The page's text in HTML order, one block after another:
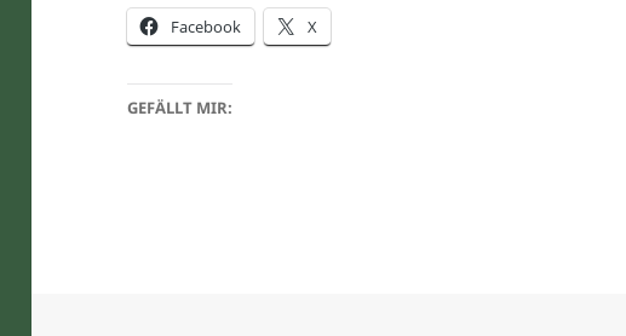
Facebook X
GEFÄLLT MIR: